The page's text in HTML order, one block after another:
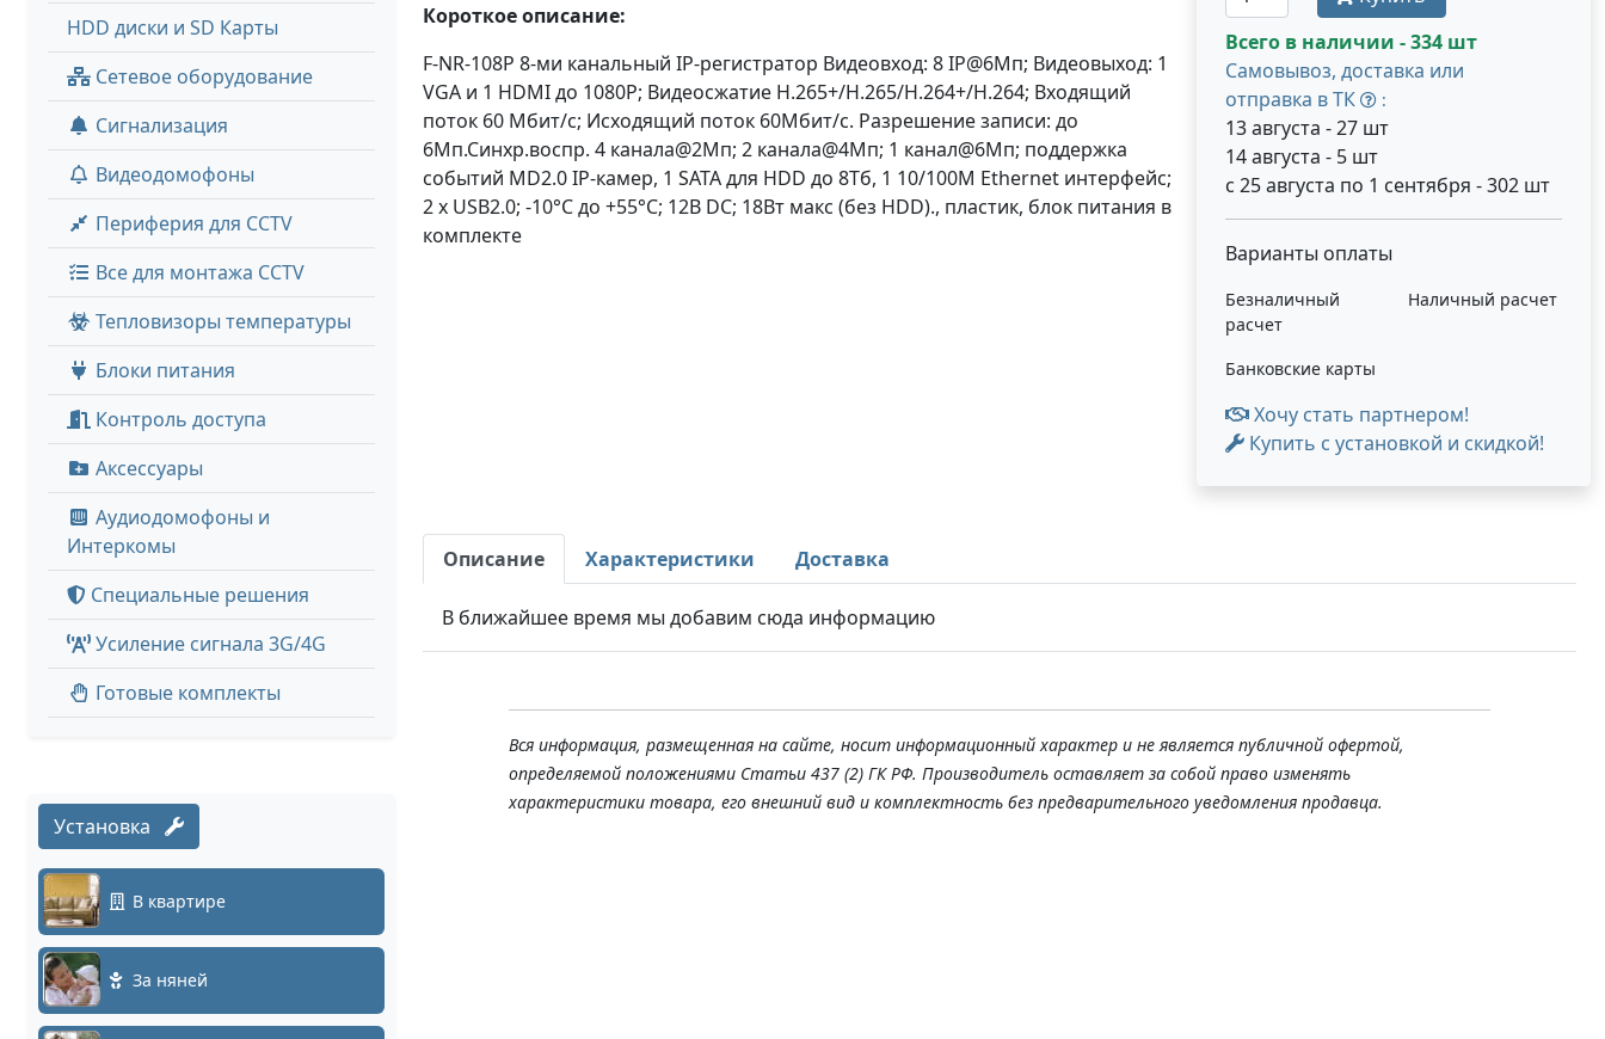
HDD диски и SD Карты
Сетевое оборудование
Сигнализация
Видеодомофоны
Периферия для CCTV
Все для монтажа CCTV
Тепловизоры температуры
Блоки питания
Контроль доступа
Аксессуары
Аудиодомофоны и
Интеркомы
Специальные решения
Усиление сигнала 3G/4G
Готовые комплекты
Установка
В квартире
За няней
Короткое описание:
F-NR-108P 8-ми канальный IP-регистратор Видеовход: 8 IP@6Мп; Видеовыход: 1
VGA и 1 HDMI до 1080Р; Видеосжатие H.265+/H.265/H.264+/H.264; Входящий
поток 60 Мбит/с; Исходящий поток 60Мбит/с. Разрешение записи: до
6Мп.Синхр.воспр. 4 канала@2Мп; 2 канала@4Мп; 1 канал@6Мп; поддержка
событий MD2.0 IP-камер, 1 SATA для HDD до 8Тб, 1 10/100M Ethernet интерфейс;
2 х USB2.0; -10°C до +55°C; 12В DC; 18Вт макс (без HDD)., пластик, блок питания в
комплекте
Всего в наличии - 334 шт
Самовывоз, доставка или
отправка в ТК
:
13 августа - 27 шт
14 августа - 5 шт
с 25 августа по 1 сентября - 302 шт
Варианты оплаты
Безналичный
расчет
Наличный расчет
Банковские карты
Хочу стать партнером!
Купить с установкой и скидкой!
Описание Характеристики Доставка
В ближайшее время мы добавим сюда информацию
Вся информация, размещенная на сайте, носит информационный характер и не является публичной офертой,
определяемой положениями Статьи 437 (2) ГК РФ. Производитель оставляет за собой право изменять
характеристики товара, его внешний вид и комплектность без предварительного уведомления продавца.